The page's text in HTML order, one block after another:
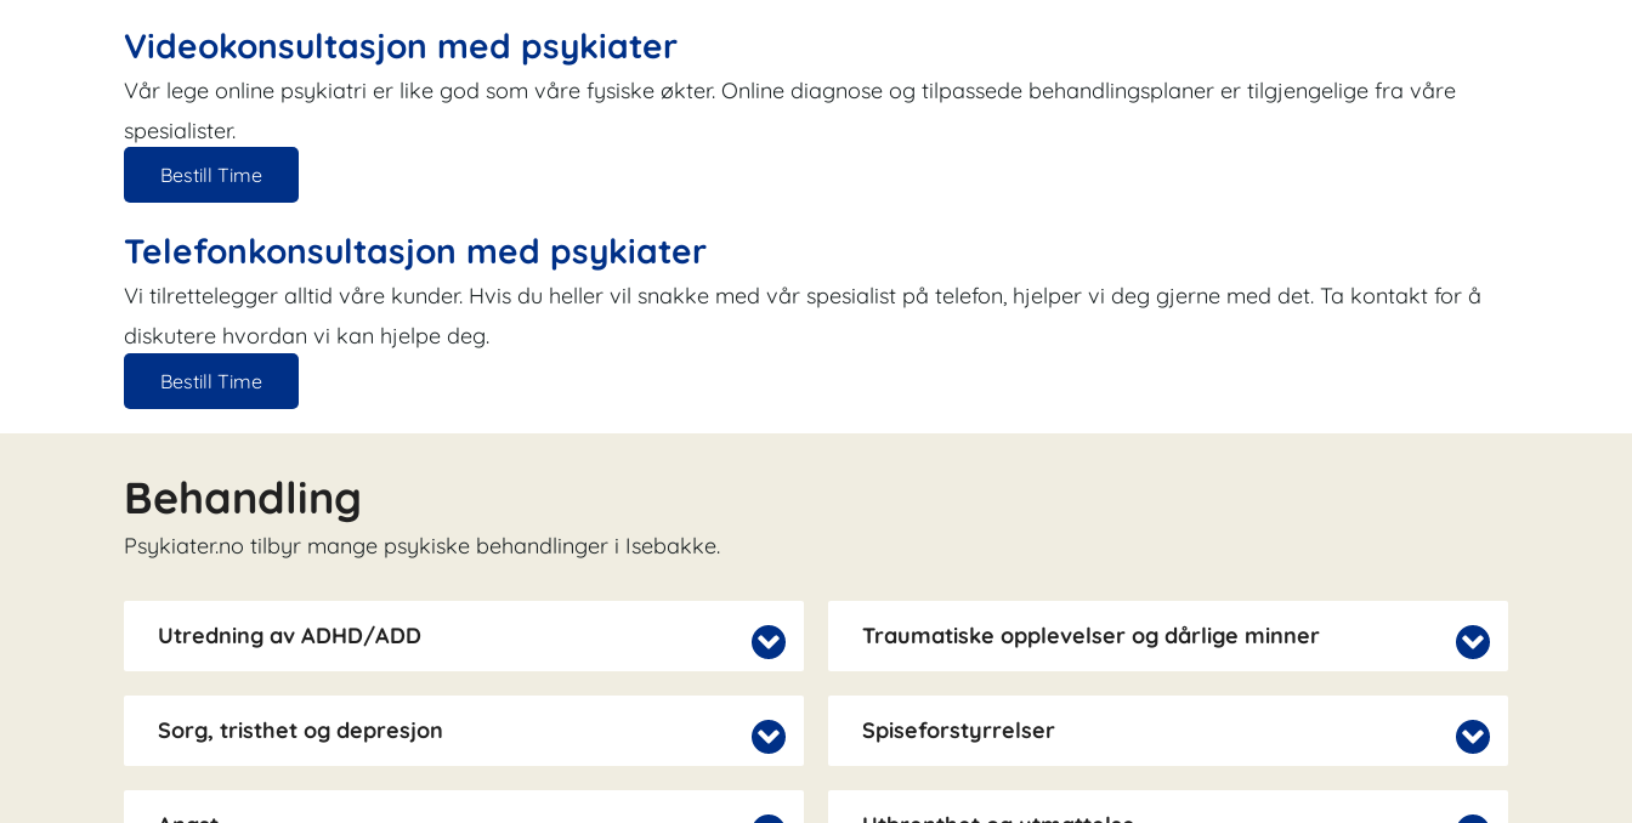
Videokonsultasjon med psykiater
Vår lege online psykiatri er like god som våre fysiske økter. Online diagnose og tilpassede behandlingsplaner er tilgjengelige fra våre
spesialister.
Bestill Time
Telefonkonsultasjon med psykiater
Vi tilrettelegger alltid våre kunder. Hvis du heller vil snakke med vår spesialist på telefon, hjelper vi deg gjerne med det. Ta kontakt for å
diskutere hvordan vi kan hjelpe deg.
Bestill Time
Behandling
Psykiater.no tilbyr mange psykiske behandlinger i Isebakke.
Utredning av ADHD/ADD Traumatiske opplevelser og dårlige minner
Sorg, tristhet og depresjon Spiseforstyrrelser